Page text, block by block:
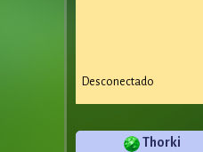
Desconectado
Thorki